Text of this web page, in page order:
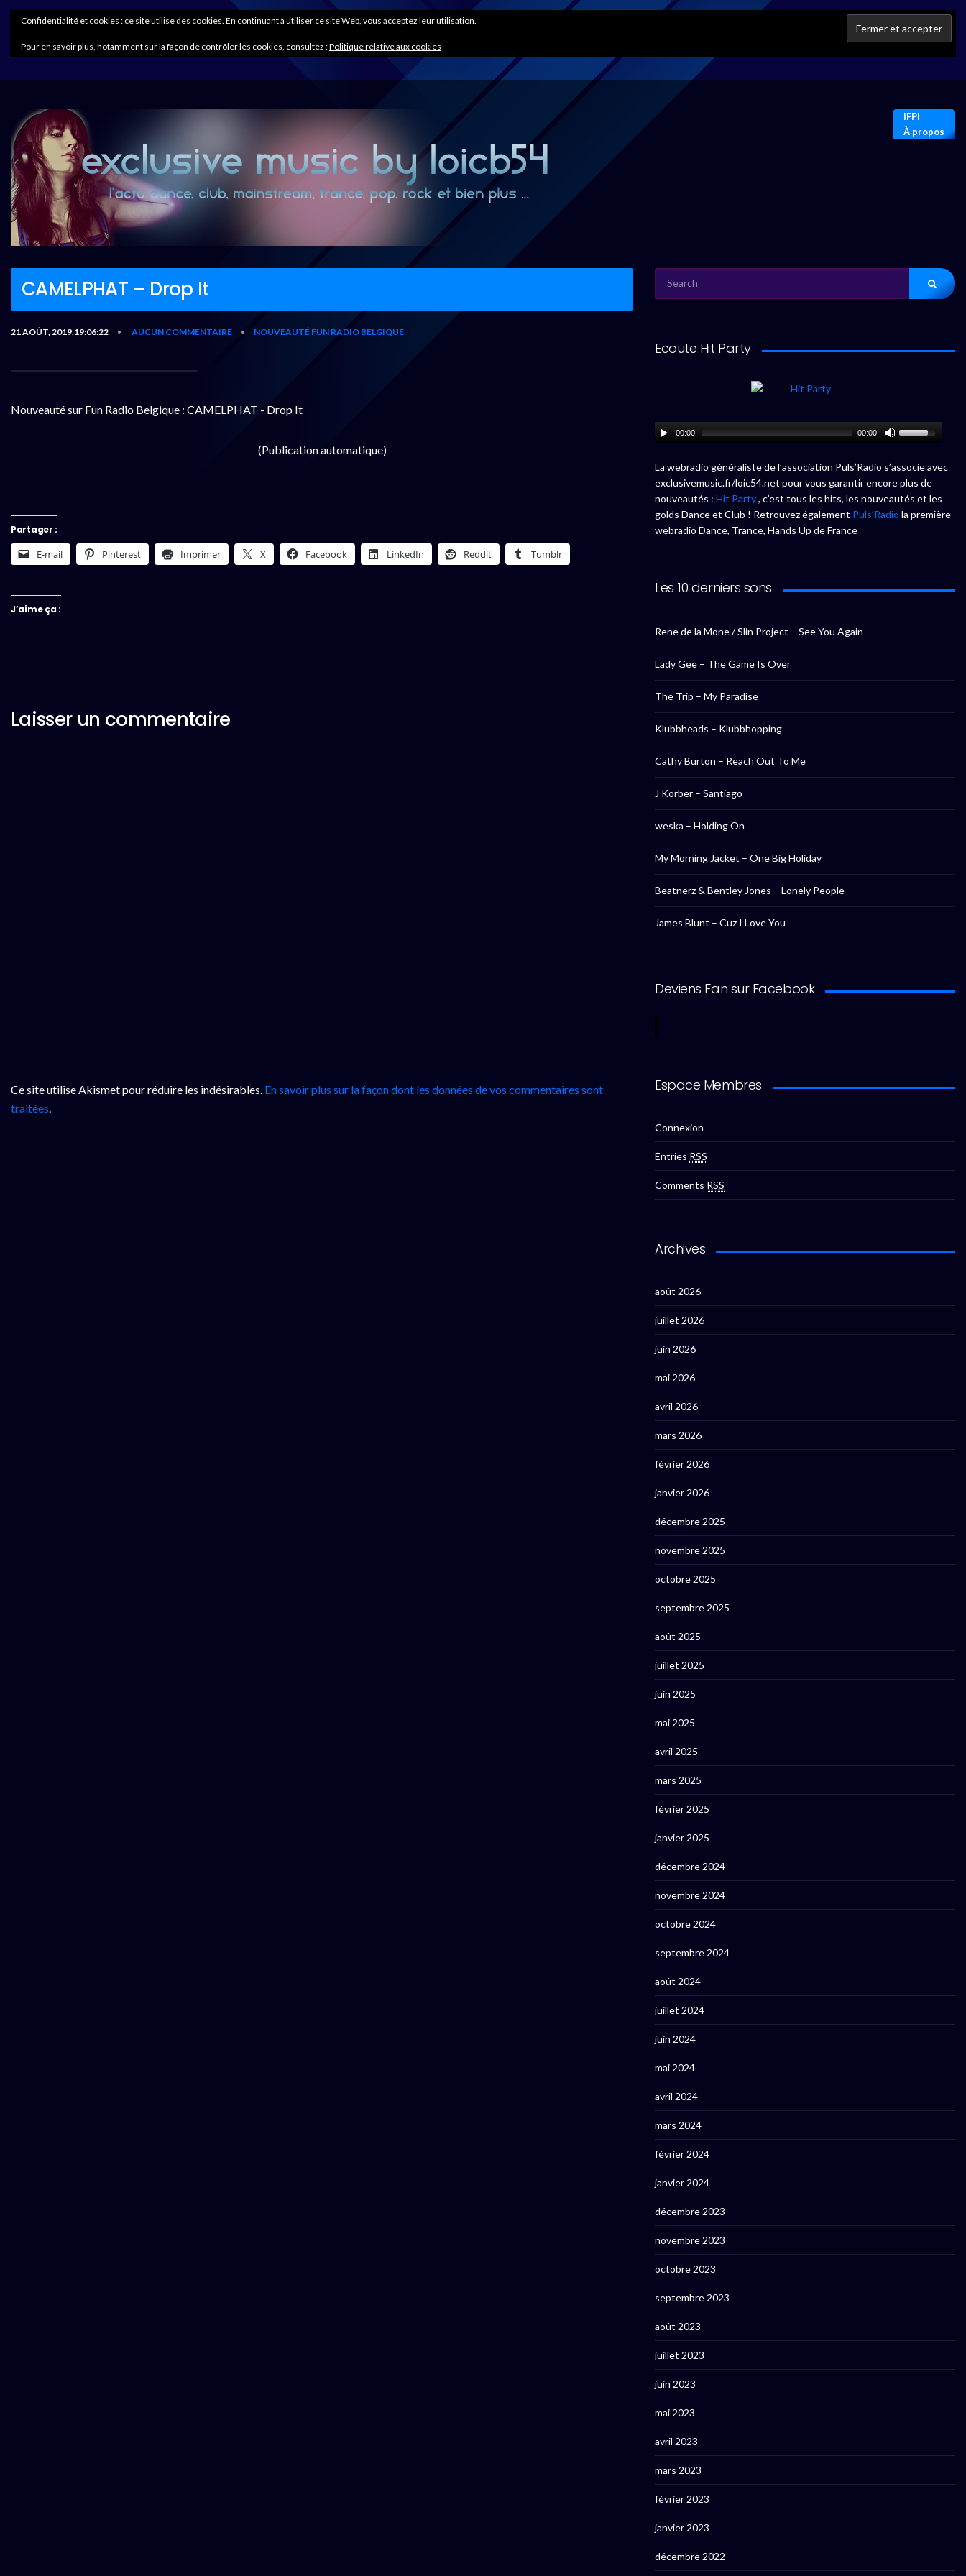
IFPI
À propos
CAMELPHAT – Drop It
21 AOÛT, 2019,19:06:22 • AUCUN COMMENTAIRE • NOUVEAUTÉ FUN RADIO BELGIQUE
Nouveauté sur Fun Radio Belgique : CAMELPHAT - Drop It
(Publication automatique)
Partager :
E-mail Pinterest Imprimer X Facebook LinkedIn Reddit Tumblr
J’aime ça :
Laisser un commentaire
Ce site utilise Akismet pour réduire les indésirables. En savoir plus sur la façon dont les données de vos commentaires sont
traitées.
FOR:
Ecoute Hit Party
00:00 00:00
La webradio généraliste de l’association Puls’Radio s’associe avec
exclusivemusic.fr/loic54.net pour vous garantir encore plus de
nouveautés : Hit Party, c’est tous les hits, les nouveautés et les
golds Dance et Club ! Retrouvez également Puls’Radio la première
webradio Dance, Trance, Hands Up de France
Les 10 derniers sons
Rene de la Mone / Slin Project – See You Again
Lady Gee – The Game Is Over
The Trip – My Paradise
Klubbheads – Klubbhopping
Cathy Burton – Reach Out To Me
J Korber – Santiago
weska – Holding On
My Morning Jacket – One Big Holiday
Beatnerz & Bentley Jones – Lonely People
James Blunt – Cuz I Love You
Deviens Fan sur Facebook
Espace Membres
Connexion
Entries RSS
Comments RSS
Archives
août 2026
juillet 2026
juin 2026
mai 2026
avril 2026
mars 2026
février 2026
janvier 2026
décembre 2025
novembre 2025
octobre 2025
septembre 2025
août 2025
juillet 2025
juin 2025
mai 2025
avril 2025
mars 2025
février 2025
janvier 2025
décembre 2024
novembre 2024
octobre 2024
septembre 2024
août 2024
juillet 2024
juin 2024
mai 2024
avril 2024
mars 2024
février 2024
janvier 2024
décembre 2023
novembre 2023
octobre 2023
septembre 2023
août 2023
juillet 2023
juin 2023
mai 2023
avril 2023
mars 2023
février 2023
janvier 2023
décembre 2022
Confidentialité et cookies : ce site utilise des cookies. En continuant à utiliser ce site Web, vous acceptez leur utilisation.
Pour en savoir plus, notamment sur la façon de contrôler les cookies, consultez :Politique relative aux cookies